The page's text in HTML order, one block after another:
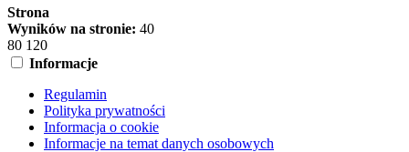
Strona
Wyników na stronie: 40
80 120
Informacje
Regulamin
Polityka prywatności
Informacja o cookie
Informacje na temat danych osobowych